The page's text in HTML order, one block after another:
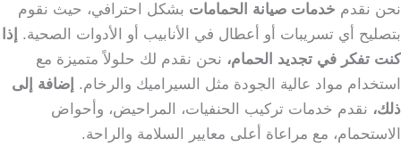
نحن نقدم خدمات صيانة الحمامات بشكل احترافي، حيث نقوم
بتصليح أي تسريبات أو أعطال في الأنابيب أو الأدوات الصحية. إذا
كنت تفكر في تجديد الحمام، نحن نقدم لك حلولاً متميزة مع
استخدام مواد عالية الجودة مثل السيراميك والرخام. إضافة إلى
ذلك، نقدم خدمات تركيب الحنفيات، المراحيض، وأحواض
الاستحمام، مع مراعاة أعلى معايير السلامة والراحة.